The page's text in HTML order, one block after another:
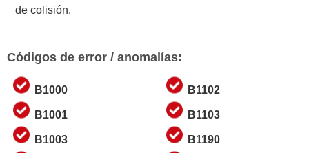
de colisión.
Códigos de error / anomalías:
B1000
B1001
B1003
B1102
B1103
B1190